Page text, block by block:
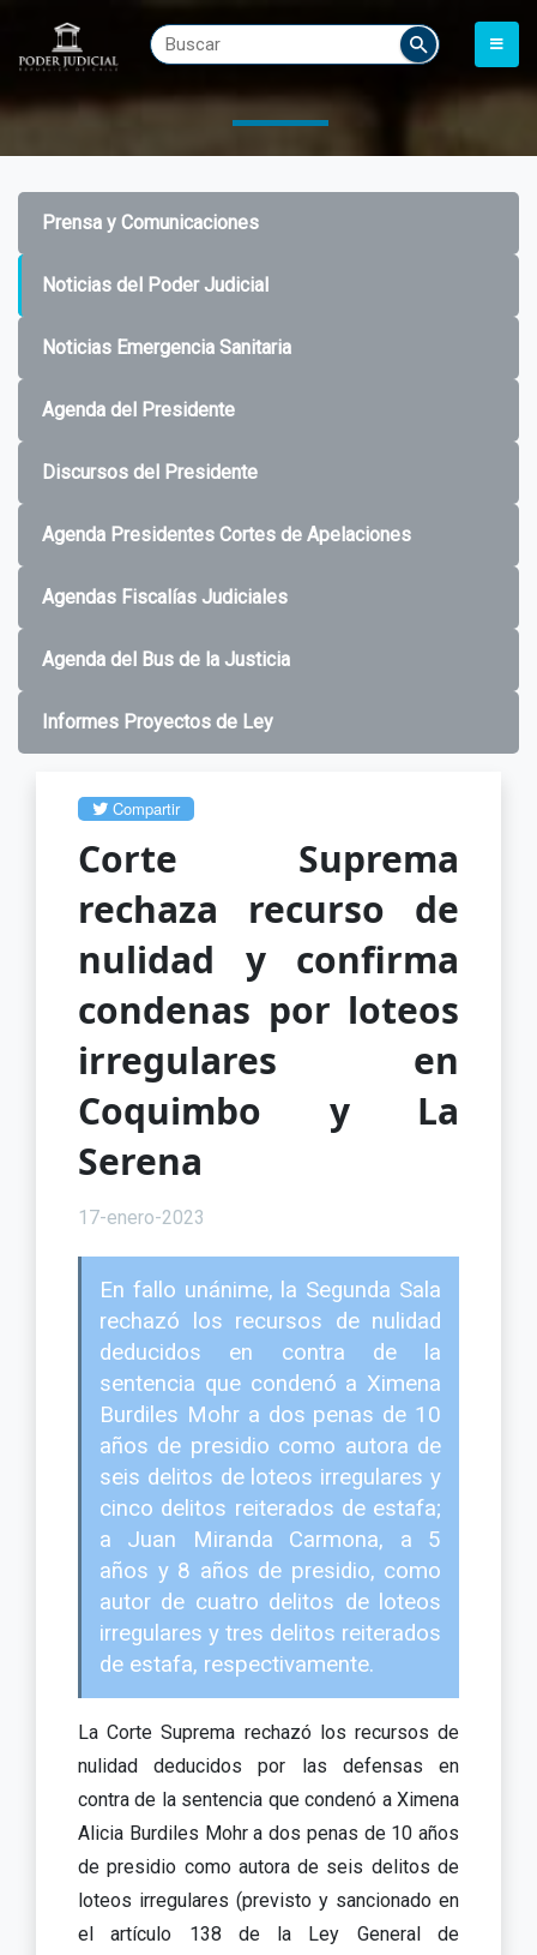
Prensa y Comunicaciones
Noticias del Poder Judicial
Noticias Emergencia Sanitaria
Agenda del Presidente
Discursos del Presidente
Agenda Presidentes Cortes de Apelaciones
Agendas Fiscalías Judiciales
Agenda del Bus de la Justicia
Informes Proyectos de Ley
Compartir
Corte Suprema
rechaza recurso de
nulidad y confirma
condenas por loteos
irregulares en
Coquimbo y La
Serena
17-enero-2023
En fallo unánime, la Segunda Sala
rechazó los recursos de nulidad
deducidos en contra de la
sentencia que condenó a Ximena
Burdiles Mohr a dos penas de 10
años de presidio como autora de
seis delitos de loteos irregulares y
cinco delitos reiterados de estafa;
a Juan Miranda Carmona, a 5
años y 8 años de presidio, como
autor de cuatro delitos de loteos
irregulares y tres delitos reiterados
de estafa, respectivamente.
La Corte Suprema rechazó los recursos de
nulidad deducidos por las defensas en
contra de la sentencia que condenó a Ximena
Alicia Burdiles Mohr a dos penas de 10 años
de presidio como autora de seis delitos de
loteos irregulares (previsto y sancionado en
el artículo 138 de la Ley General de